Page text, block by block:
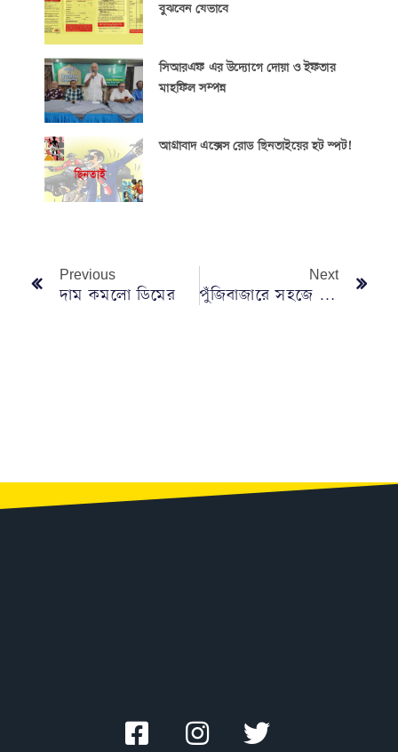
বুঝবেন যেভাবে
সিআরএফ এর উদ্যোগে দোয়া ও ইফতার
মাহফিল সম্পন্ন
আগ্রাবাদ এক্সেস রোড ছিনতাইয়ের হট স্পট!
Previous
দাম কমলো ডিমের
Next
পুঁজিবাজারে সহজে বিনিয়োগ করতে পারবেন প্রবাসী বাংলাদেশিরা